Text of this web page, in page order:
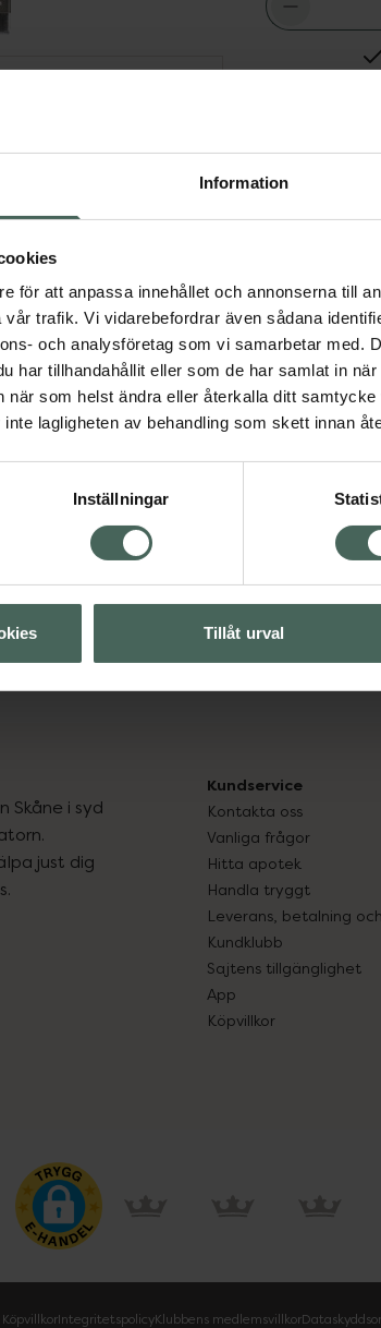
Information
för att anpassa innehållet och annonserna till
trafik. Vi vidarebefordrar även sådana
och analysföretag som vi samarbetar med.
har tillhandahållit eller som de har samlat in
när som helst ändra eller återkalla ditt
lagligheten av behandling som skett innan
Inställningar
Tillåt urval
Aktuella
och
och enkelt en
är tillverkade
Enkla att
Visa
Skåne i syd
just dig
Kundservice
Kontakta oss
Vanliga frågor
Hitta apotek
Handla tryggt
Leverans, betalning
Kundklubb
Sajtens tillgänglighet
App
Köpvillkor
KöpvillkorIntegritetspolicyKlubbens medlemsvillkor